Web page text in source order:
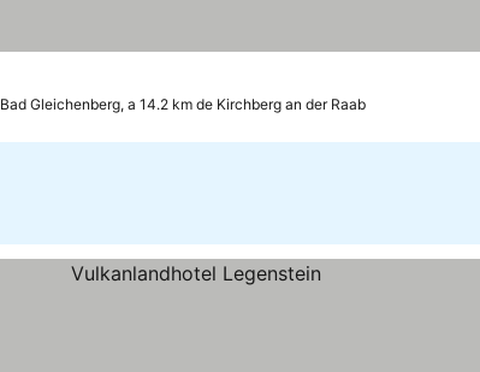
Bad Gleichenberg, a 14.2 km de Kirchberg an der Raab